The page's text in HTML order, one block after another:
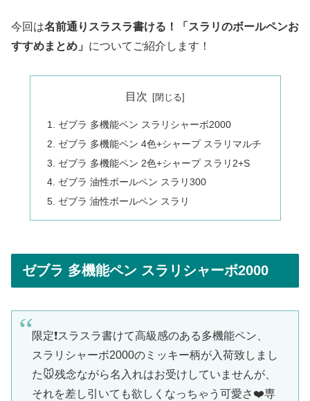
今回は名前通りスラスラ書ける！「スラリのボールペンお
すすめまとめ」 についてご紹介します！
目次
ゼブラ 多機能ペン スラリシャーボ2000
ゼブラ 多機能ペン 4色+シャープ スラリマルチ
ゼブラ 多機能ペン 2色+シャープ スラリ2+S
ゼブラ 油性ボールペン スラリ300
ゼブラ 油性ボールペン スラリ
ゼブラ 多機能ペン スラリシャーボ2000
限定❗️スラスラ書けて高級感のある多機能ペン、
スラリシャーボ2000のミッキー柄が入荷致しまし
た🐭残念ながら名入れはお受けしていませんが、
それを差し引いても欲しくなっちゃう可愛さ❤️専